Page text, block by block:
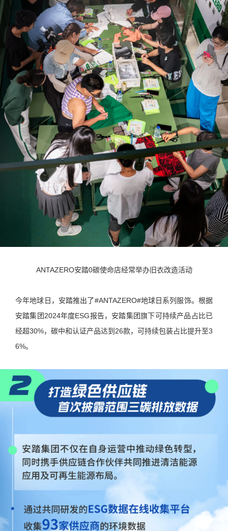
ANTAZERO安踏0碳使命店经常举办旧衣改造活动
今年地球日，安踏推出了#ANTAZERO#地球日系列服饰。根据
安踏集团2024年度ESG报告，安踏集团旗下可持续产品占比已
经超30%，碳中和认证产品达到26款，可持续包装占比提升至3
6%。